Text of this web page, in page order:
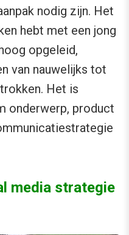
nodig zijn. Het
hebt met een jong
opgeleid,
van nauwelijks tot
Het is
onderwerp, product
media strategie